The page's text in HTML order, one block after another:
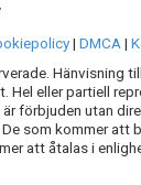
| DMCA |
Hänvisning
Hel eller partiell
förbjuden utan
som kommer att
att åtalas i